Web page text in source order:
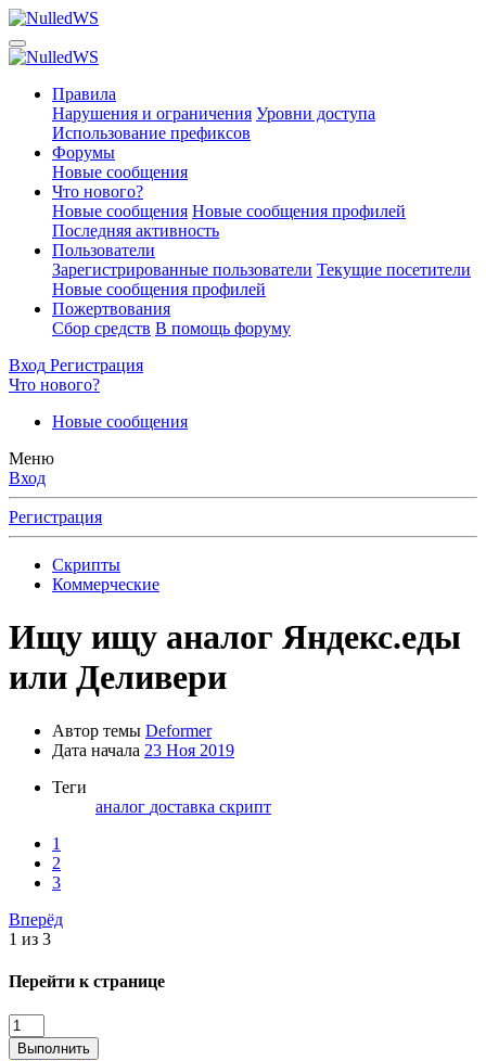
Правила
Нарушения и ограничения Уровни доступа
Использование префиксов
Форумы
Новые сообщения
Что нового?
Новые сообщения Новые сообщения профилей
Последняя активность
Пользователи
Зарегистрированные пользователи Текущие посетители
Новые сообщения профилей
Пожертвования
Сбор средств В помощь форуму
Вход Регистрация
Что нового?
Новые сообщения
Меню
Вход
Регистрация
Скрипты
Коммерческие
Ищу ищу аналог Яндекс.еды
или Деливери
Автор темы Deformer
Дата начала 23 Ноя 2019
Теги
аналог доставка скрипт
1
2
3
Вперёд
1 из 3
Перейти к странице
Выполнить